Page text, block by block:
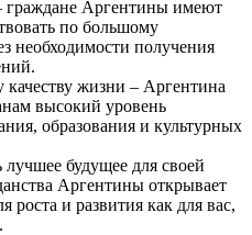
граждане Аргентины имеют
по большому
необходимости получения
качеству жизни – Аргентина
высокий уровень
образования и культурных
будущее для своей
Аргентины открывает
роста и развития как для вас,